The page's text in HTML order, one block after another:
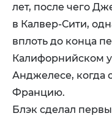
лет, после чего
в Калвер-Сити,
вплоть до конца
Калифорнийском
Анджелесе, когда
Францию.
Блэк сделал